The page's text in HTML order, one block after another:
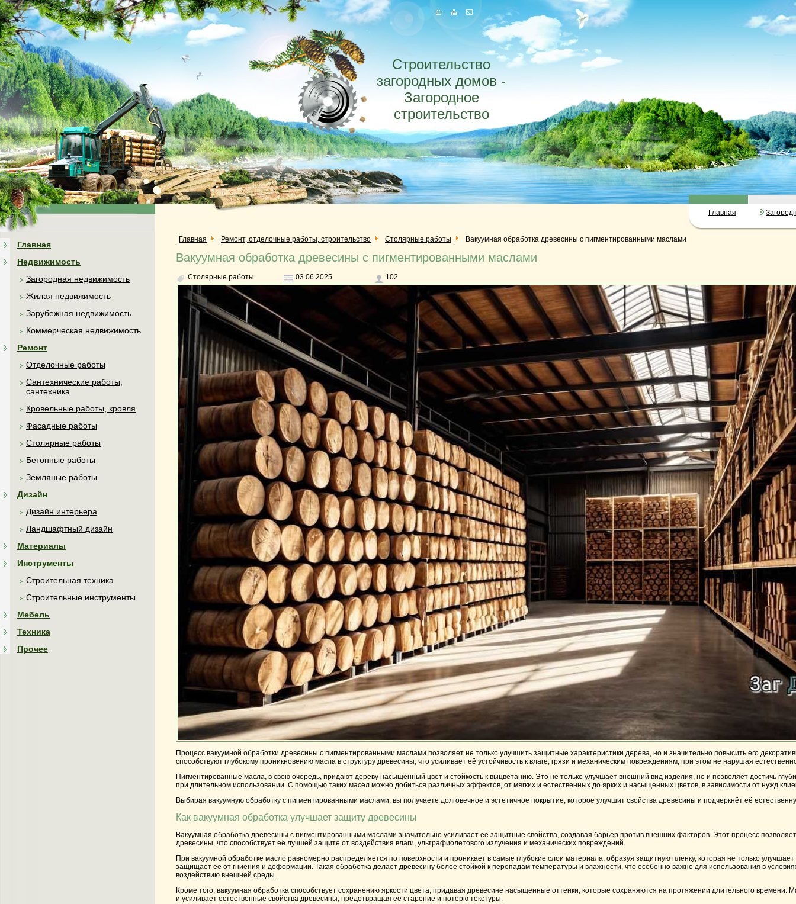
Строительство
загородных домов -
Загородное
строительство
Главная
Главная
Недвижимость
Загородная недвижимость
Жилая недвижимость
Зарубежная недвижимость
Коммерческая недвижимость
Ремонт
Отделочные работы
Сантехнические работы,
сантехника
Кровельные работы, кровля
Фасадные работы
Столярные работы
Бетонные работы
Земляные работы
Дизайн
Дизайн интерьера
Ландшафтный дизайн
Материалы
Инструменты
Строительная техника
Строительные инструменты
Мебель
Техника
Прочее
Главная Ремонт, отделочные работы, строительство Столярные работы Вакуумная обработка древесины с пигментированными маслами
Вакуумная обработка древесины с пигментированными маслами
Столярные работы 03.06.2025 102
Процесс вакуумной обработки древесины с пигментированными маслами позволяет не только улучшить защитные характеристики дерева, но и значительно повысить его
способствуют глубокому проникновению масла в структуру древесины, что усиливает её устойчивость к влаге, грязи и механическим повреждениям, при этом не нарушая
Пигментированные масла, в свою очередь, придают дереву насыщенный цвет и стойкость к выцветанию. Это не только улучшает внешний вид изделия, но и позволяет достичь
при длительном использовании. С помощью таких масел можно добиться различных эффектов, от мягких и естественных до ярких и насыщенных цветов, в зависимости от нужд
Выбирая вакуумную обработку с пигментированными маслами, вы получаете долговечное и эстетичное покрытие, которое улучшит свойства древесины и подчеркнёт её
Как вакуумная обработка улучшает защиту древесины
Вакуумная обработка древесины с пигментированными маслами значительно усиливает её защитные свойства, создавая барьер против внешних факторов. Этот процесс позволяет
древесины, что способствует её лучшей защите от воздействия влаги, ультрафиолетового излучения и механических повреждений.
При вакуумной обработке масло равномерно распределяется по поверхности и проникает в самые глубокие слои материала, образуя защитную пленку, которая не только
защищает её от гниения и деформации. Такая обработка делает древесину более стойкой к перепадам температуры и влажности, что особенно важно для использования в
воздействию внешней среды.
Кроме того, вакуумная обработка способствует сохранению яркости цвета, придавая древесине насыщенные оттенки, которые сохраняются на протяжении длительного времени.
и усиливает естественные свойства древесины, предотвращая её старение и потерю текстуры.